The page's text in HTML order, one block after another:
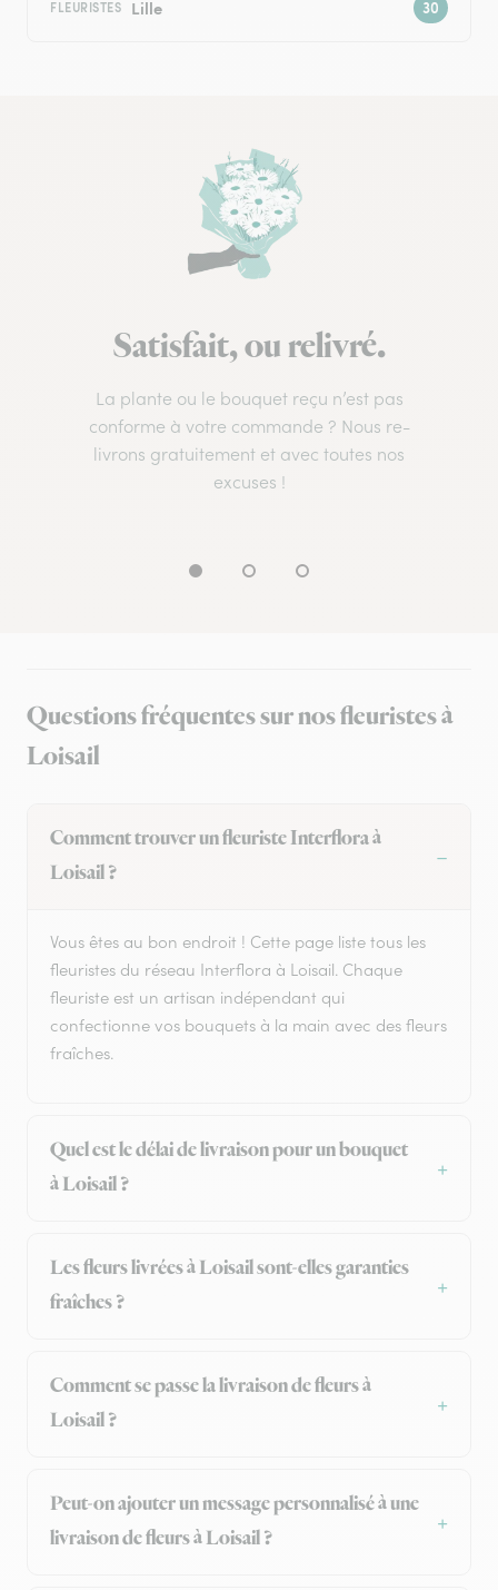
FLEURISTES Lille
Satisfait, ou relivré.
La plante ou le bouquet reçu n’est pas
conforme à votre commande ? Nous re-
livrons gratuitement et avec toutes nos
excuses !
Questions fréquentes sur nos fleuristes à
Loisail
Comment trouver un fleuriste Interflora à
Loisail ?
Vous êtes au bon endroit ! Cette page liste tous les
fleuristes du réseau Interflora à Loisail. Chaque
fleuriste est un artisan indépendant qui
confectionne vos bouquets à la main avec des fleurs
fraîches.
Quel est le délai de livraison pour un bouquet
à Loisail ?
Les fleurs livrées à Loisail sont-elles garanties
fraîches ?
Comment se passe la livraison de fleurs à
Loisail ?
Peut-on ajouter un message personnalisé à une
livraison de fleurs à Loisail ?